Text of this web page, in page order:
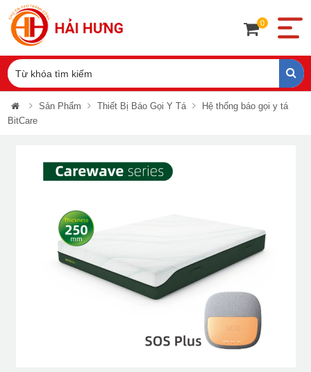
0
Sản Phẩm Thiết Bị Báo Gọi Y Tá
Hệ thống báo gọi y tá
BitCare